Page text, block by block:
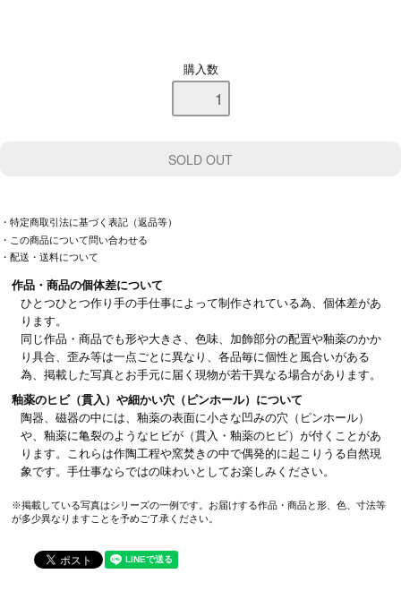
購入数
・特定商取引法に基づく表記（返品等）
・この商品について問い合わせる
・配送・送料について
作品・商品の個体差について
ひとつひとつ作り手の手仕事によって制作されている為、個体差があ
ります。
同じ作品・商品でも形や大きさ、色味、加飾部分の配置や釉薬のかか
り具合、歪み等は一点ごとに異なり、各品毎に個性と風合いがある
為、掲載した写真とお手元に届く現物が若干異なる場合があります。
釉薬のヒビ（貫入）や細かい穴（ピンホール）について
陶器、磁器の中には、釉薬の表面に小さな凹みの穴（ピンホール）
や、釉薬に亀裂のようなヒビが（貫入・釉薬のヒビ）が付くことがあ
ります。これらは作陶工程や窯焚きの中で偶発的に起こりうる自然現
象です。手仕事ならではの味わいとしてお楽しみください。
※掲載している写真はシリーズの一例です。お届けする作品・商品と形、色、寸法等
が多少異なりますことを予めご了承ください。